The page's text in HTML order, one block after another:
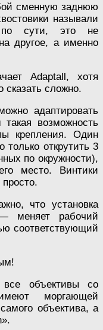
сменную заднюю
называли
по сути, это не
другое, а именно
Adaptall, хотя
сказать сложно.
адаптировать
такая возможность
крепления. Один
только открутить 3
по окружности),
место. Винтики
что установка
— меняет рабочий
соответствующий
объективы со
моргающей
объектива, а